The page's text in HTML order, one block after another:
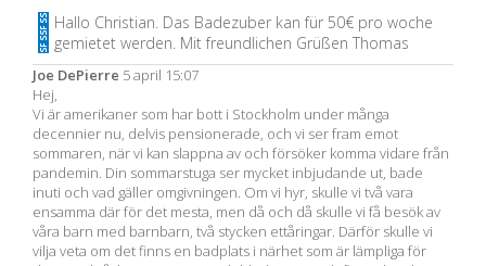
Hallo Christian. Das Badezuber kan für 50€ pro woche
gemietet werden. Mit freundlichen Grüßen Thomas
Joe DePierre 5 april 15:07
Hej,
Vi är amerikaner som har bott i Stockholm under många
decennier nu, delvis pensionerade, och vi ser fram emot
sommaren, när vi kan slappna av och försöker komma vidare från
pandemin. Din sommarstuga ser mycket inbjudande ut, bade
inuti och vad gäller omgivningen. Om vi hyr, skulle vi två vara
ensamma där för det mesta, men då och då skulle vi få besök av
våra barn med barnbarn, två stycken ettåringar. Därför skulle vi
vilja veta om det finns en badplats i närhet som är lämpliga för